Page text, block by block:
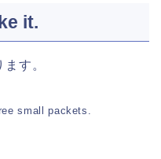
it.
す。
small packets.